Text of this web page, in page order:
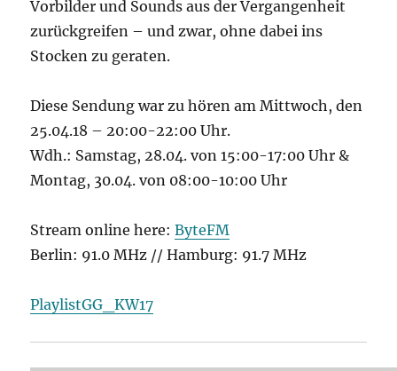
Vorbilder und Sounds aus der Vergangenheit
zurückgreifen – und zwar, ohne dabei ins
Stocken zu geraten.
Diese Sendung war zu hören am Mittwoch, den
25.04.18 – 20:00-22:00 Uhr.
Wdh.: Samstag, 28.04. von 15:00-17:00 Uhr &
Montag, 30.04. von 08:00-10:00 Uhr
Stream online here:ByteFM
Berlin: 91.0 MHz // Hamburg: 91.7 MHz
PlaylistGG_KW17